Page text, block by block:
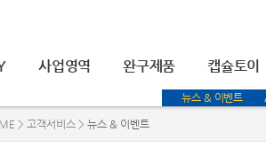
사업영역 완구제품 캡슐토이
뉴스 & 이벤트
> 고객서비스 > 뉴스 & 이벤트